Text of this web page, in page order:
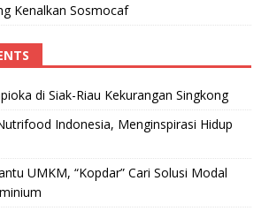
Kenalkan Sosmocaf
di Siak-Riau Kekurangan Singkong
Indonesia, Menginspirasi Hidup
UMKM, “Kopdar” Cari Solusi Modal